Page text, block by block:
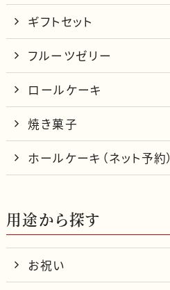
ギフトセット
フルーツゼリー
ロールケーキ
焼き菓子
ホールケーキ（ネット予約）
用途から探す
お祝い